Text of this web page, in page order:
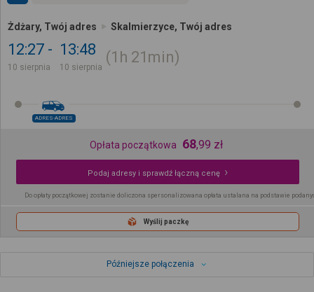
Żdżary, Twój adres Skalmierzyce, Twój adres
12:27
10 sierpnia
13:48
10 sierpnia
1h 21min
ADRES-ADRES
Opłata początkowa 68,99 zł
Podaj adresy i sprawdź łączną cenę
Do opłaty początkowej zostanie doliczona spersonalizowana opłata ustalana na podstawie
Wyślij paczkę
Późniejsze połączenia